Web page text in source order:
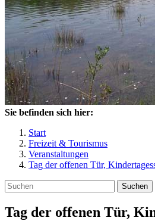
Sie befinden sich hier:
Start
Freizeit & Tourismus
Veranstaltungen
Tag der offenen Tür,
Suchen
Tag der offenen Tür,